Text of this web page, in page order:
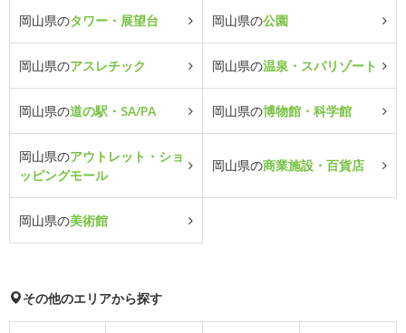
岡山県のタワー・展望台 岡山県の公園
岡山県のアスレチック 岡山県の温泉・スパリゾート
岡山県の道の駅・SA/PA 岡山県の博物館・科学館
岡山県のアウトレット・ショ
ッピングモール
岡山県の商業施設・百貨店
岡山県の美術館
その他のエリアから探す